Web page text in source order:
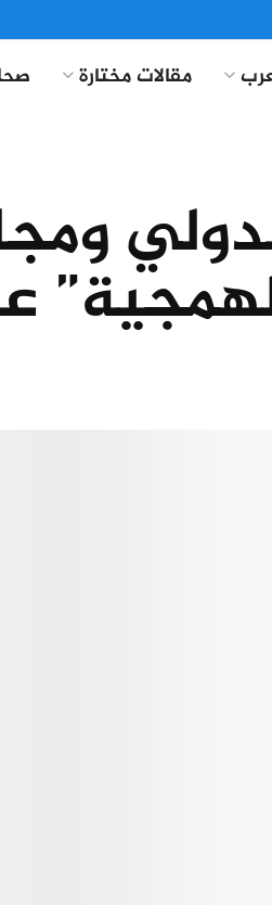
مقالات مختارة